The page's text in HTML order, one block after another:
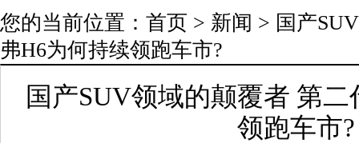
您的当前位置： 首页 > 新闻 > 国产
弗H6为何持续领跑车市?
国产SUV领域的颠覆者 第
领跑车市?